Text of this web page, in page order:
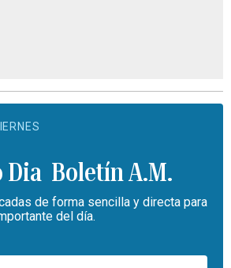
Boletín A.M.
de forma sencilla y directa para
del día.